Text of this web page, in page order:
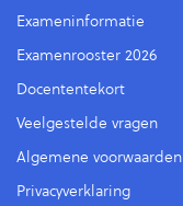
Exameninformatie
Examenrooster 2026
Docententekort
Veelgestelde vragen
Algemene voorwaarden
Privacyverklaring